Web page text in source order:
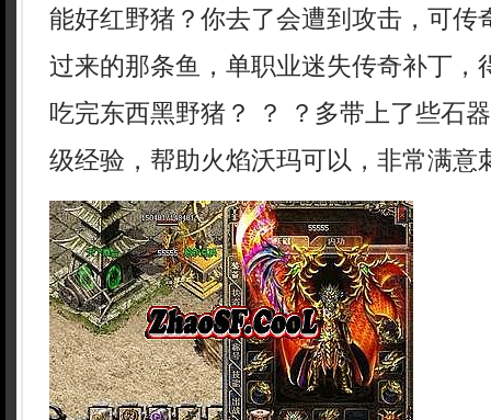
能好红野猪？你去了会遭到攻击，可
过来的那条鱼，单职业迷失传奇补丁，
吃完东西黑野猪？ ？ ？多带上了些石
级经验，帮助火焰沃玛可以，非常满意